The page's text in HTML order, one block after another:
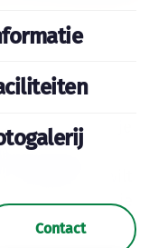
Contact
de provincie
of weekendje
van de
elf steden wilt
hebt om je